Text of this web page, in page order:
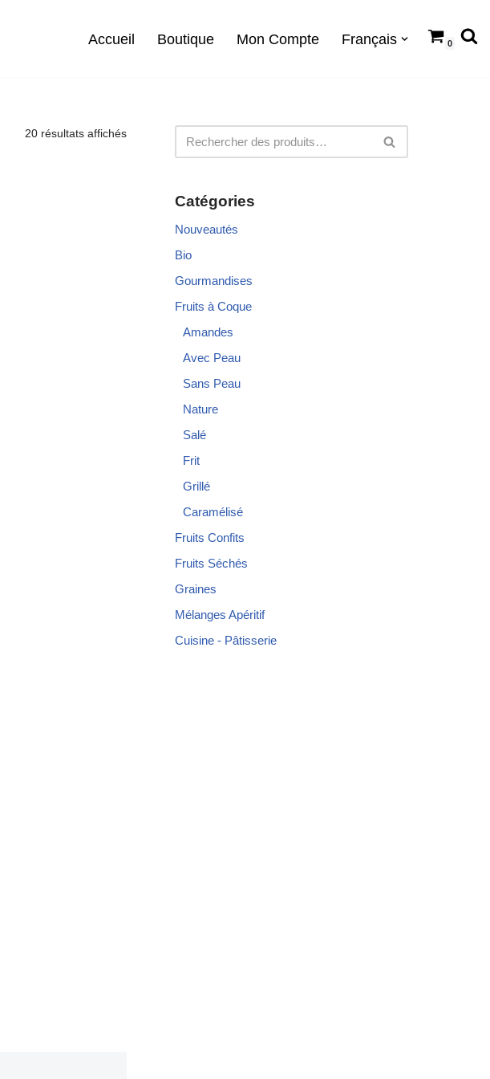
Accueil Boutique Mon Compte Français 0
20 résultats affichés
Catégories
Nouveautés
Bio
Gourmandises
Fruits à Coque
Amandes
Avec Peau
Sans Peau
Nature
Salé
Frit
Grillé
Caramélisé
Fruits Confits
Fruits Séchés
Graines
Mélanges Apéritif
Cuisine - Pâtisserie